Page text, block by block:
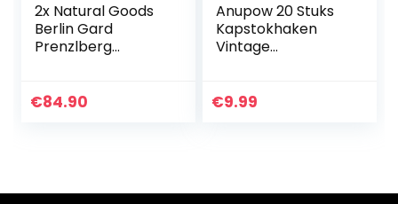
2x Natural Goods
Berlin Gard
Prenzlberg
geolied |
€84.90
Anupow 20 Stuks
Kapstokhaken
Vintage
Kledinghaken met
€9.99